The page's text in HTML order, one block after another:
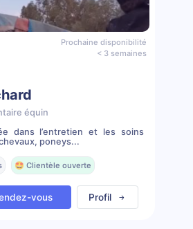
Prochaine disponibilité
< 3 semaines
équin
dans l’entretien et les soins
poneys...
🤩 Clientèle ouverte
vous Profil